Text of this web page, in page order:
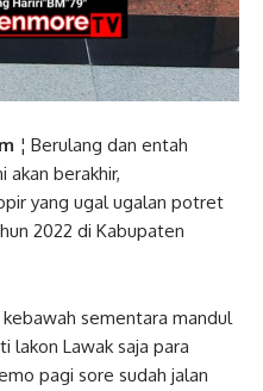
¦ Berulang dan entah
akan berakhir,
yang ugal ugalan potret
2022 di Kabupaten
sementara mandul
lakon Lawak saja para
pagi sore sudah jalan